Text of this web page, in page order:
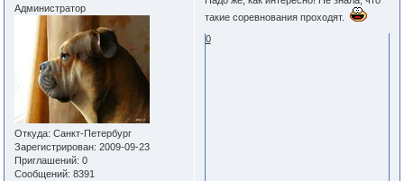
Администратор
Откуда: Санкт-Петербург
Зарегистрирован: 2009-09-23
Приглашений: 0
Сообщений: 8391
такие соревнования проходят.
0